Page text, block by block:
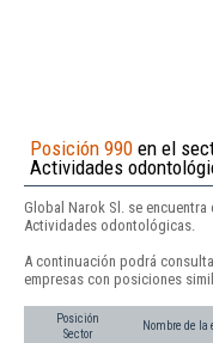
Posición 990 en el
Actividades
Global Narok Sl. se
Actividades odontológicas.
A continuación podrá
empresas con posiciones
Posición
Sector
Nombre de la